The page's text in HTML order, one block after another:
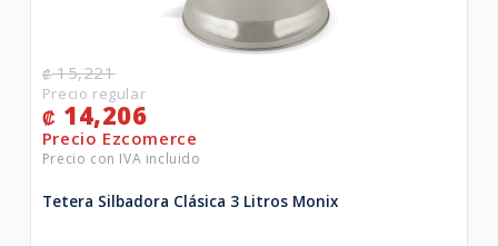
₡15,221
₡ 14,206
Tetera Silbadora Clásica 3 Litros Monix